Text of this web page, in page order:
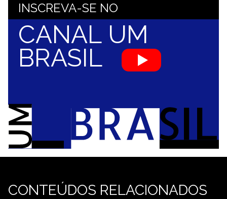
INSCREVA-SE NO
CANAL UM
BRASIL
CONTEÚDOS RELACIONADOS